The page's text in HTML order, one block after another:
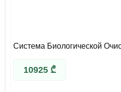
Система Биологической
10925 ₾